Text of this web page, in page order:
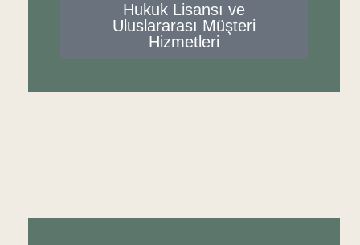
Hukuk Lisansı ve
Uluslararası Müşteri
Hizmetleri